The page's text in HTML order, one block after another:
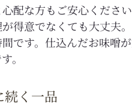
心配な方もご安心くださ
得意でなくても大丈夫
です。仕込んだお味噌
。
続く一品